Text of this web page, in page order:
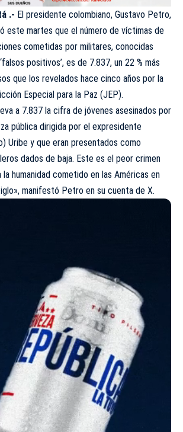
.- El presidente colombiano, Gustavo Petro,
este martes que el número de víctimas de
cometidas por militares, conocidas
positivos’, es de 7.837, un 22 % más
que los revelados hace cinco años por la
Especial para la Paz (JEP).
a 7.837 la cifra de jóvenes asesinados por
pública dirigida por el expresidente
Uribe y que eran presentados como
dados de baja. Este es el peor crimen
humanidad cometido en las Américas en
manifestó Petro en su cuenta de X.